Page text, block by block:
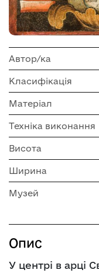
Автор/ка
Класифікація
Матеріал
Техніка виконання
Висота
Ширина
Музей
Опис
У центрі в арці